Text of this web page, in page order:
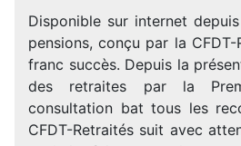
Disponible sur internet
pensions, conçu par la
franc succès. Depuis la
des retraites par la
consultation bat tous les
CFDT-Retraités suit avec